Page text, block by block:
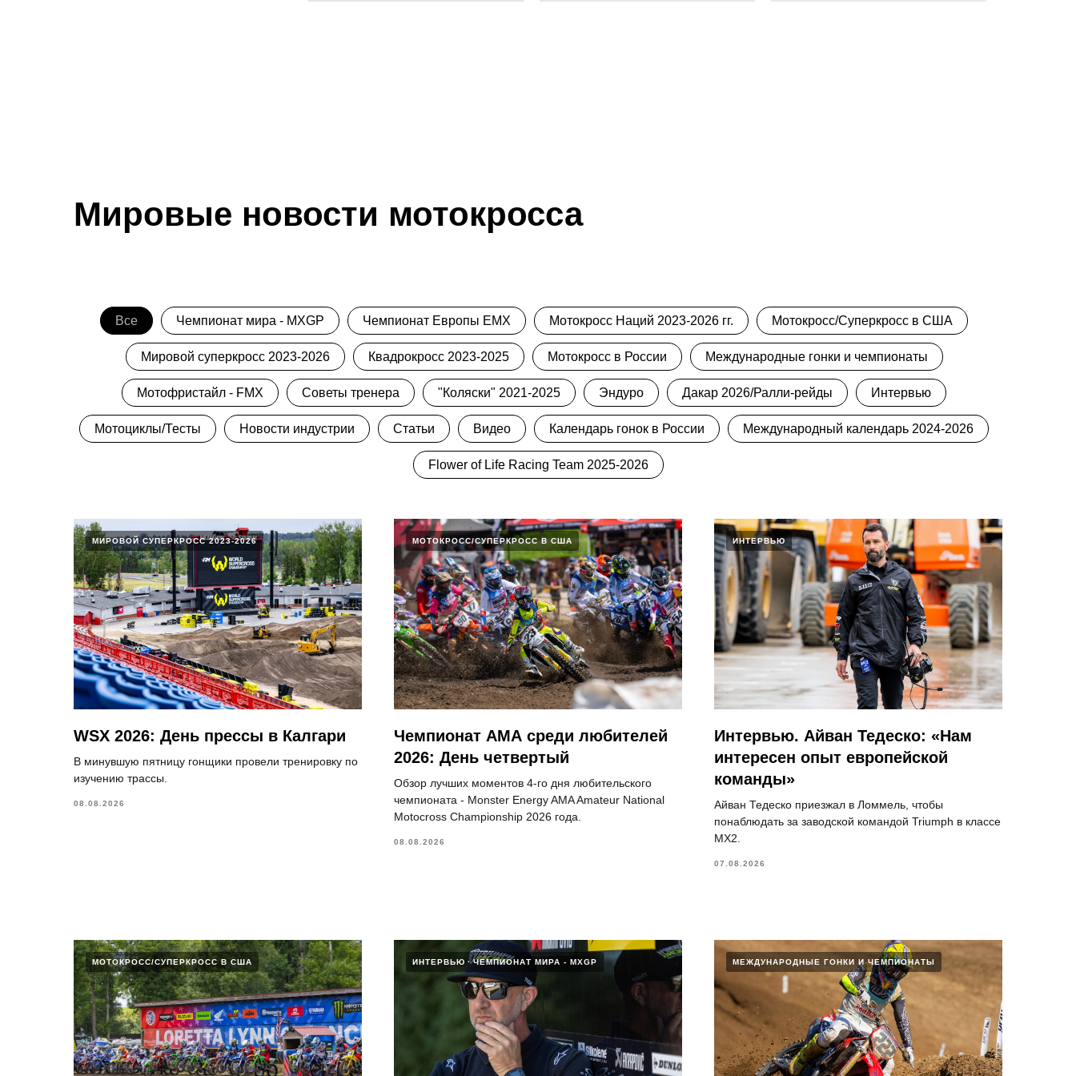
Мировые новости мотокросса
Все Чемпионат мира - MXGP Чемпионат Европы ЕМХ Мотокросс Наций 2023-2026 гг. Мотокросс/Суперкросс в США
Мировой суперкросс 2023-2026 Квадрокросс 2023-2025 Мотокросс в России Международные гонки и чемпионаты
Мотофристайл - FMX Советы тренера "Коляски" 2021-2025 Эндуро Дакар 2026/Ралли-рейды Интервью
Мотоциклы/Тесты Новости индустрии Статьи Видео Календарь гонок в России Международный календарь 2024-2026
Flower of Life Racing Team 2025-2026
МИРОВОЙ СУПЕРКРОСС 2023-2026
WSX 2026: День прессы в Калгари
В минувшую пятницу гонщики провели тренировку по
изучению трассы.
08.08.2026
МОТОКРОСС/СУПЕРКРОСС В США
Чемпионат АМА среди любителей
2026: День четвертый
Обзор лучших моментов 4-го дня любительского
чемпионата - Monster Energy AMA Amateur National
Motocross Championship 2026 года.
08.08.2026
ИНТЕРВЬЮ
Интервью. Айван Тедеско: «Нам
интересен опыт европейской
команды»
Айван Тедеско приезжал в Ломмель, чтобы
понаблюдать за заводской командой Triumph в классе
MX2.
07.08.2026
МОТОКРОСС/СУПЕРКРОСС В США ИНТЕРВЬЮ ЧЕМПИОНАТ МИРА - MXGP МЕЖДУНАРОДНЫЕ ГОНКИ И ЧЕМПИОНАТЫ